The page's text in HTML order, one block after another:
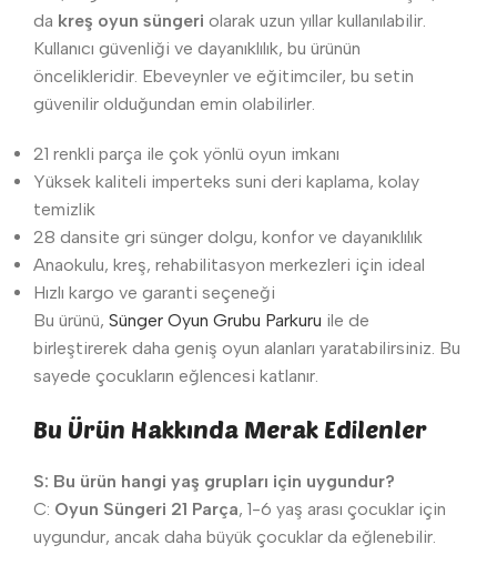
da kreş oyun süngeri olarak uzun yıllar kullanılabilir.
Kullanıcı güvenliği ve dayanıklılık, bu ürünün
öncelikleridir. Ebeveynler ve eğitimciler, bu setin
güvenilir olduğundan emin olabilirler.
21 renkli parça ile çok yönlü oyun imkanı
Yüksek kaliteli imperteks suni deri kaplama, kolay
temizlik
28 dansite gri sünger dolgu, konfor ve dayanıklılık
Anaokulu, kreş, rehabilitasyon merkezleri için ideal
Hızlı kargo ve garanti seçeneği
Bu ürünü, Sünger Oyun Grubu Parkuru ile de
birleştirerek daha geniş oyun alanları yaratabilirsiniz. Bu
sayede çocukların eğlencesi katlanır.
Bu Ürün Hakkında Merak Edilenler
S: Bu ürün hangi yaş grupları için uygundur?
C: Oyun Süngeri 21 Parça, 1-6 yaş arası çocuklar için
uygundur, ancak daha büyük çocuklar da eğlenebilir.